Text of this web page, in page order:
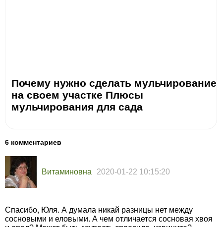
Почему нужно сделать мульчирование
на своем участке Плюсы
мульчирования для сада
6 комментариев
Витаминовна 2020-01-22 10:15:20
Спасибо, Юля. А думала никай разницы нет между
сосновыми и еловыми. А чем отличается сосновая хвоя